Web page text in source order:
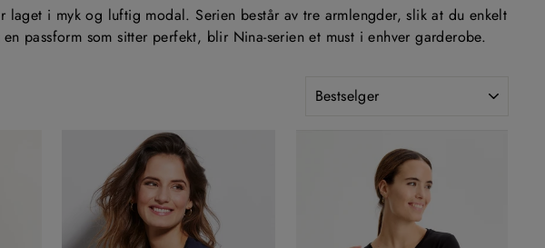
i myk og luftig modal. Serien består av tre armlengder, slik at du enkelt
passform som sitter perfekt, blir Nina-serien et must i enhver garderobe.